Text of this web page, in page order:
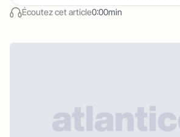
Écoutez cet article0:00min